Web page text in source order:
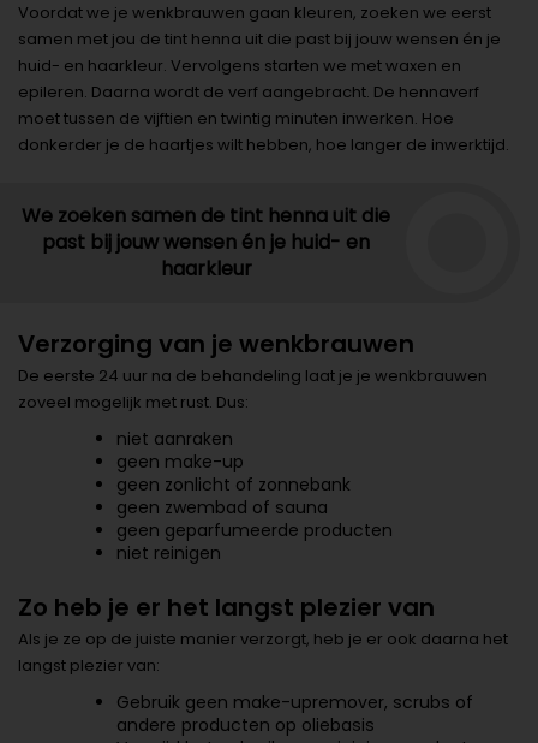
Voordat we je wenkbrauwen gaan kleuren, zoeken we eerst
samen met jou de tint henna uit die past bij jouw wensen én je
huid- en haarkleur. Vervolgens starten we met waxen en
epileren. Daarna wordt de verf aangebracht. De hennaverf
moet tussen de vijftien en twintig minuten inwerken. Hoe
donkerder je de haartjes wilt hebben, hoe langer de inwerktijd.
We zoeken samen de tint henna uit die
past bij jouw wensen én je huid- en
haarkleur
Verzorging van je wenkbrauwen
De eerste 24 uur na de behandeling laat je je wenkbrauwen
zoveel mogelijk met rust. Dus:
niet aanraken
geen make-up
geen zonlicht of zonnebank
geen zwembad of sauna
geen geparfumeerde producten
niet reinigen
Zo heb je er het langst plezier van
Als je ze op de juiste manier verzorgt, heb je er ook daarna het
langst plezier van:
Gebruik geen make-upremover, scrubs of
andere producten op oliebasis